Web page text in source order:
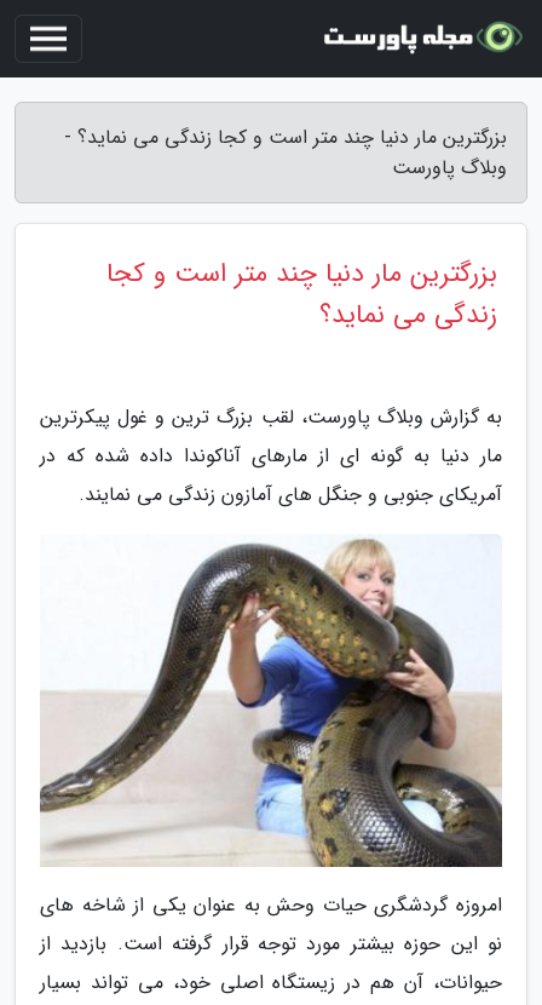
بزرگترین مار دنیا چند متر است و کجا زندگی می نماید؟ -
وبلاگ پاورست
بزرگترین مار دنیا چند متر است و کجا
زندگی می نماید؟
به گزارش وبلاگ پاورست، لقب بزرگ ترین و غول پیکرترین
مار دنیا به گونه ای از مارهای آناکوندا داده شده که در
آمریکای جنوبی و جنگل های آمازون زندگی می نمایند.
امروزه گردشگری حیات وحش به عنوان یکی از شاخه های
نو این حوزه بیشتر مورد توجه قرار گرفته است. بازدید از
حیوانات، آن هم در زیستگاه اصلی خود، می تواند بسیار